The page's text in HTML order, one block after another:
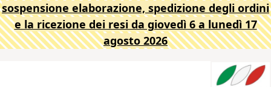
sospensione elaborazione, spedizione degli ordini
e la ricezione dei resi da giovedì 6 a lunedì 17
agosto 2026